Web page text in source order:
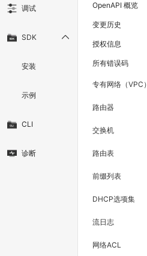
调试
SDK
安装
示例
CLI
诊断
OpenAPI 概览
变更历史
授权信息
所有错误码
专有网络（VPC）
路由器
交换机
路由表
前缀列表
DHCP选项集
流日志
网络ACL